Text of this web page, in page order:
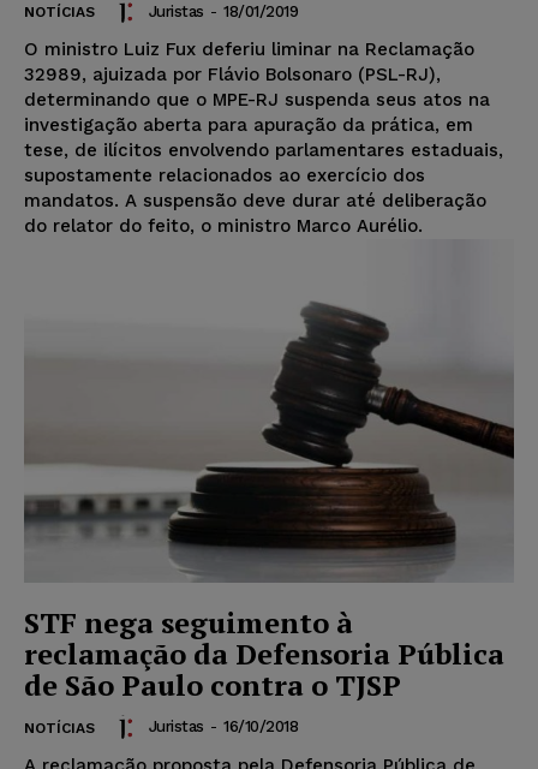
NOTÍCIAS Juristas - 18/01/2019
O ministro Luiz Fux deferiu liminar na Reclamação
32989, ajuizada por Flávio Bolsonaro (PSL-RJ),
determinando que o MPE-RJ suspenda seus atos na
investigação aberta para apuração da prática, em
tese, de ilícitos envolvendo parlamentares estaduais,
supostamente relacionados ao exercício dos
mandatos. A suspensão deve durar até deliberação
do relator do feito, o ministro Marco Aurélio.
STF nega seguimento à
reclamação da Defensoria Pública
de São Paulo contra o TJSP
NOTÍCIAS Juristas - 16/10/2018